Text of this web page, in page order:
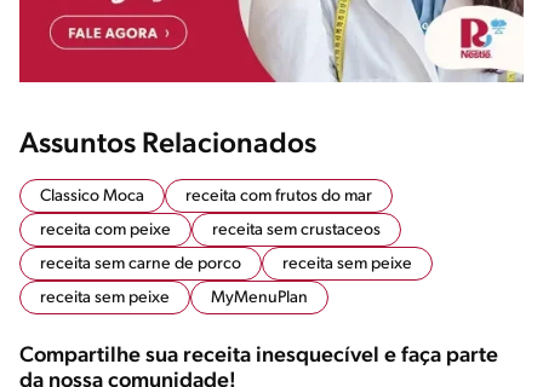
Assuntos Relacionados
Classico Moca
receita com frutos do mar
receita com peixe
receita sem crustaceos
receita sem carne de porco
receita sem peixe
receita sem peixe
MyMenuPlan
Compartilhe sua receita inesquecível e faça parte
da nossa comunidade!